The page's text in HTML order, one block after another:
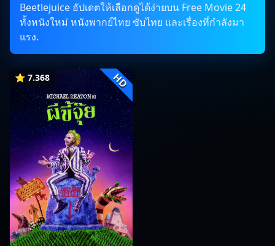
Beetlejuice อัปเดตให้เลือกดูได้ง่ายบน Free Movie 24
ทั้งหนังใหม่ หนังพากย์ไทย ซับไทย และเรื่องที่กำลังมา
แรง.
⭐ 7.368 HD